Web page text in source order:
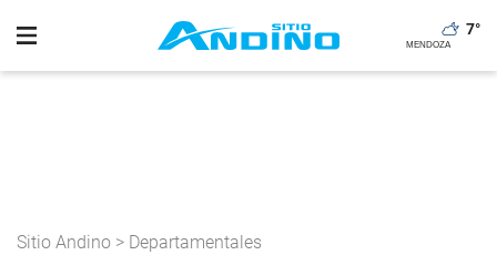
7°
Sitio Andino > Departamentales